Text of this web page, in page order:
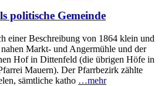
politische Gemeinde
einer Beschreibung von 1864 klein und
Markt- und Anger­mühle und der
Hof in Dittenfeld (die übrigen Höfe in
Mauern). Der Pfarrbezirk zählte
sämt­liche katho …mehr